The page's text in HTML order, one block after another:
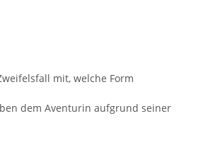
mit, welche Form
dem Aventurin aufgrund seiner